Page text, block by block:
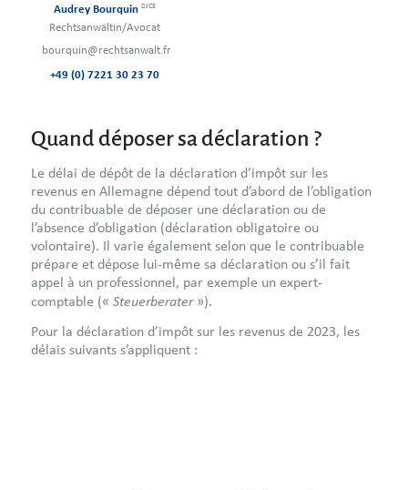
Audrey Bourquin DJCE
Rechtsanwältin/Avocat
bourquin@rechtsanwalt.fr
+49 (0) 7221 30 23 70
Quand déposer sa déclaration ?
Le délai de dépôt de la déclaration d’impôt sur les
revenus en Allemagne dépend tout d’abord de l’obligation
du contribuable de déposer une déclaration ou de
l’absence d’obligation (déclaration obligatoire ou
volontaire). Il varie également selon que le contribuable
prépare et dépose lui-même sa déclaration ou s’il fait
appel à un professionnel, par exemple un expert-
comptable (« Steuerberater»).
Pour la déclaration d’impôt sur les revenus de 2023, les
délais suivants s’appliquent :